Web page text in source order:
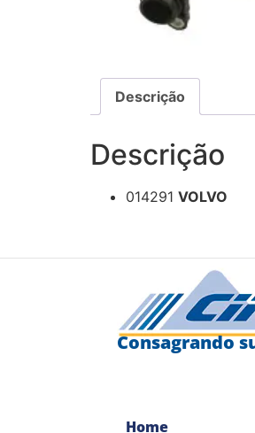
Descrição
Descrição
014291 VOLVO
Consagrando
Home